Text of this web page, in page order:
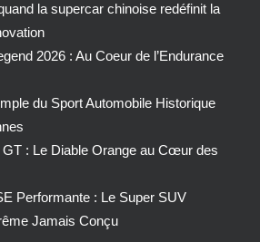
la supercar chinoise redéfinit la
2026 : Au Coeur de l’Endurance
du Sport Automobile Historique
GT : Le Diable Orange au Cœur des
Performante : Le Super SUV
Jamais Conçu